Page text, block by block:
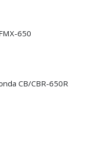
650
CB/CBR-650R